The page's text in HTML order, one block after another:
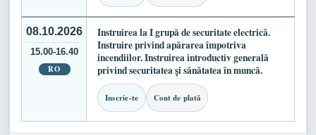
08.10.2026
15.00-16.40
RO
Instruirea la I grupă de securitate electrică.
Instruire privind apărarea împotriva
incendiilor. Instruirea introductiv generală
privind securitatea și sănătatea în muncă.
Inscrie-te Cont de plată